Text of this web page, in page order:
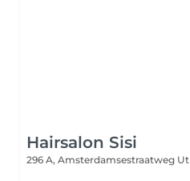
Hairsalon Sisi
296 A, Amsterdamsestraatweg